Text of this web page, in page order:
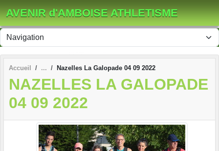
AVENIR d'AMBOISE ATHLETISME
Accueil Nazelles La Galopade 04 09 2022
NAZELLES LA GALOPADE
04 09 2022